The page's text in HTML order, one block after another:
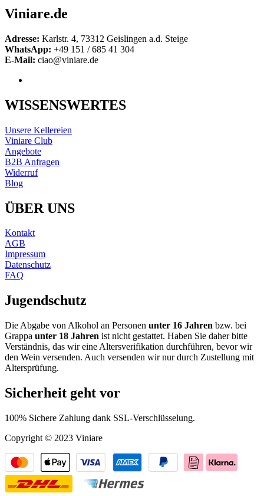
Viniare.de
Adresse: Karlstr. 4, 73312 Geislingen a.d. Steige
WhatsApp: +49 151 / 685 41 304
E-Mail: ciao@viniare.de
WISSENSWERTES
Unsere Kellereien
Viniare Club
Angebote
B2B Anfragen
Widerruf
Blog
ÜBER UNS
Kontakt
AGB
Impressum
Datenschutz
FAQ
Jugendschutz
Die Abgabe von Alkohol an Personen unter 16 Jahren bzw. bei
Grappa unter 18 Jahren ist nicht gestattet. Haben Sie daher bitte
Verständnis, das wir eine Altersverifikation durchführen, bevor wir
den Wein versenden. Auch versenden wir nur durch Zustellung mit
Altersprüfung.
Sicherheit geht vor
100% Sichere Zahlung dank SSL-Verschlüsselung.
Copyright © 2023 Viniare